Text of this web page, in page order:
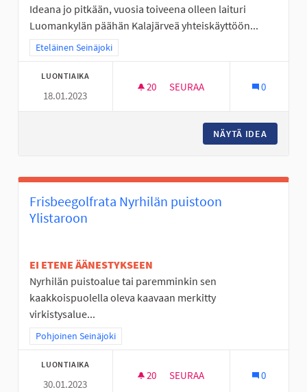
Ideana jo pitkään, vuosia toiveena olleen laituri
Luomankylän päähän Kalajärveä yhteiskäyttöön...
Rajaa tulokset teeman mukaan: Eteläinen Seinäjoki
Eteläinen Seinäjoki
LUONTIAIKA
18.01.2023
20 20 SEURAAJAA
SEURAA 0
NÄYTÄ IDEA
Frisbeegolfrata Nyrhilän puistoon
Ylistaroon
EI ETENE ÄÄNESTYKSEEN
Nyrhilän puistoalue tai paremminkin sen
kaakkoispuolella oleva kaavaan merkitty
virkistysalue...
Rajaa tulokset teeman mukaan: Pohjoinen Seinäjoki
Pohjoinen Seinäjoki
LUONTIAIKA
30.01.2023
20 20 SEURAAJAA
SEURAA 0